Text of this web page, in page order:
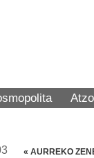
« AURREKO